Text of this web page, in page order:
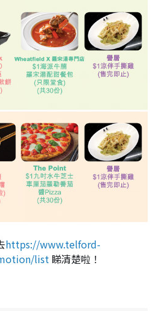
https://www.telford-
list 睇清楚啦！